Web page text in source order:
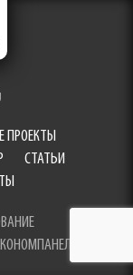
ПРОЕКТЫ
СТАТЬИ